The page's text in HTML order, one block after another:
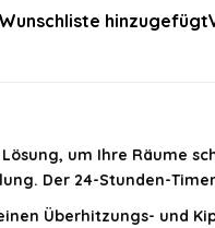
hinzugefügt
um Ihre Räume
Der 24-Stunden-
Überhitzungs- und